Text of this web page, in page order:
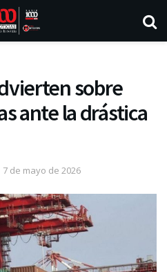
sobre
ante la drástica
7 de mayo de 2026